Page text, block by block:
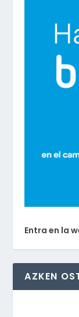
Entra en la
AZKEN